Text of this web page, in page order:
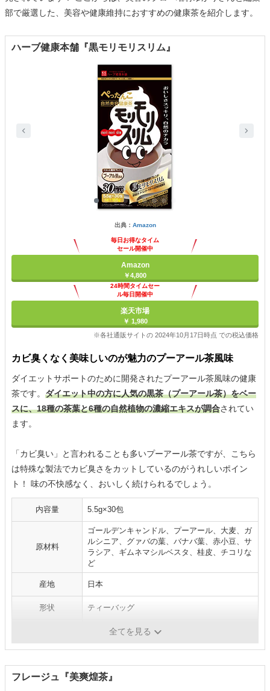
部で厳選した、美容や健康維持におすすめの健康茶を紹介します。
ハーブ健康本舗『黒モリモリスリム』
出典： Amazon
毎日お得なタイム
セール開催中
Amazon
￥4,800
24時間タイムセー
ル毎日開催中
楽天市場
￥ 1,980
※各社通販サイトの 2024年10月17日時点 での税込価格
カビ臭くなく美味しいのが魅力のプーアール茶風味
ダイエットサポートのために開発されたプーアール茶風味の健康
茶です。 ダイエット中の方に人気の黒茶（プーアール茶）をベー
スに、18種の茶葉と6種の自然植物の濃縮エキスが調合されてい
ます。
「カビ臭い」と言われることも多いプーアール茶ですが、こちら
は特殊な製法でカビ臭さをカットしているのがうれしいポイン
ト！ 味の不快感なく、おいしく続けられるでしょう。
内容量 5.5g×30包
原材料
ゴールデンキャンドル、プーアール、大麦、ガ
ルシニア、グァバの葉、バナバ葉、赤小豆、サ
ラシア、ギムネマシルベスタ、桂皮、チコリな
ど
産地 日本
形状 ティーバッグ
全てを見る
フレージュ『美爽煌茶』